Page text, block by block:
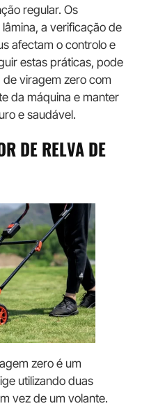
regular. Os
a verificação de
afectam o controlo e
estas práticas, pode
viragem zero com
da máquina e manter
e saudável.
DE RELVA DE
zero é um
utilizando duas
vez de um volante.